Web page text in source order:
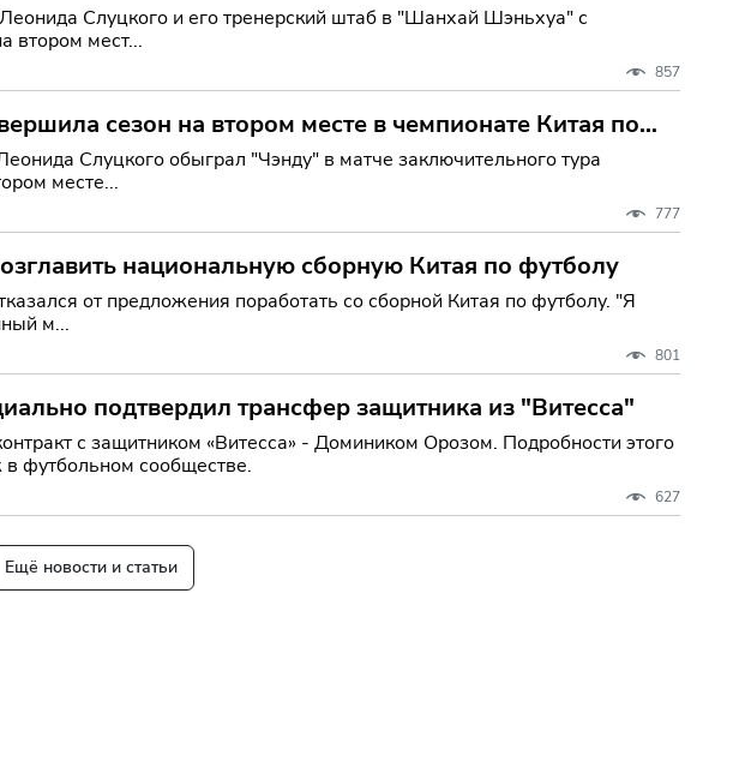
Слуцкого и его тренерский штаб в "Шанхай Шэньхуа" с
втором мест...
857
сезон на втором месте в чемпионате Китая по
Слуцкого обыграл "Чэнду" в матче заключительного тура
месте...
777
национальную сборную Китая по футболу
от предложения поработать со сборной Китая по футболу. "Я
м...
801
подтвердил трансфер защитника из "Витесса"
с защитником «Витесса» - Домиником Орозом. Подробности этого
футбольном сообществе.
627
Ещё новости и статьи